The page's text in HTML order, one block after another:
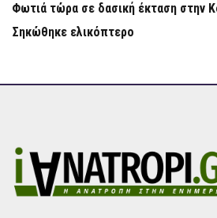
Φωτιά τώρα σε δασική έκταση στην
Σηκώθηκε ελικόπτερο